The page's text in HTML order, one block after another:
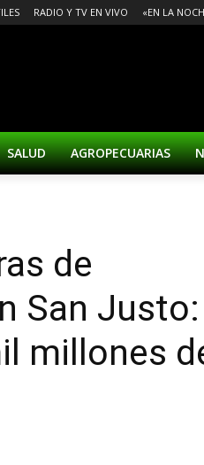
RADIO Y TV EN VIVO «EN LA
SALUD AGROPECUARIAS
de
San Justo:
millones